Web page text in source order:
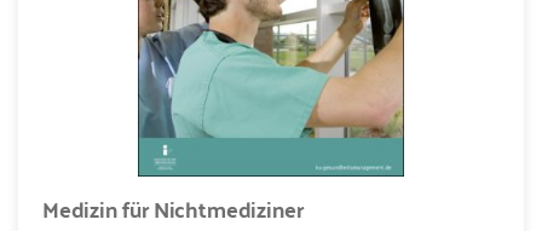
Medizin für Nichtmediziner